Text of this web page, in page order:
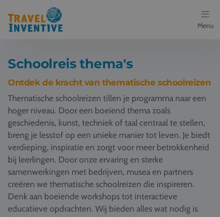
Menu
Bestemmingen
Schoolreis thema's
Voor docenten
Over ons
Een offerte aanvragen
Referenties
Schoolreis thema's
Ontdek de kracht van thematische schoolreizen
Thematische schoolreizen tillen je programma naar een
hoger niveau. Door een boeiend thema zoals
geschiedenis, kunst, techniek of taal centraal te stellen,
breng je lesstof op een unieke manier tot leven. Je biedt
verdieping, inspiratie en zorgt voor meer betrokkenheid
bij leerlingen. Door onze ervaring en sterke
samenwerkingen met bedrijven, musea en partners
creëren we thematische schoolreizen die inspireren.
Denk aan boeiende workshops tot interactieve
educatieve opdrachten. Wij bieden alles wat nodig is